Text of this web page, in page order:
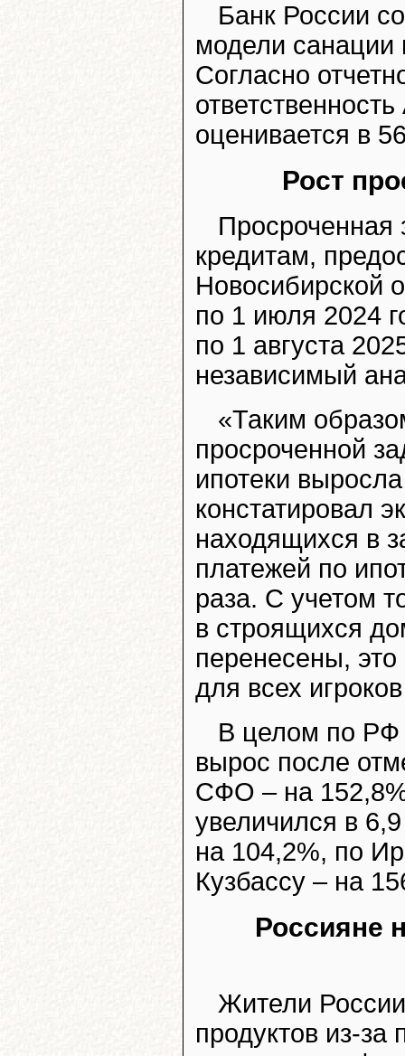
Банк России
модели санации
Согласно
оценивается в
Рост
кредитам,
Новосибирской
по 1 июля 2024
по 1 августа
независимый
«Таким
просроченной
ипотеки
констатировал
находящихся в
платежей по
раза. С учетом
в строящихся
перенесены,
для всех
В целом по РФ
вырос после
СФО – на
увеличился в
на 104,2%, по
Кузбассу – на
Россияне
Жители
продуктов из-